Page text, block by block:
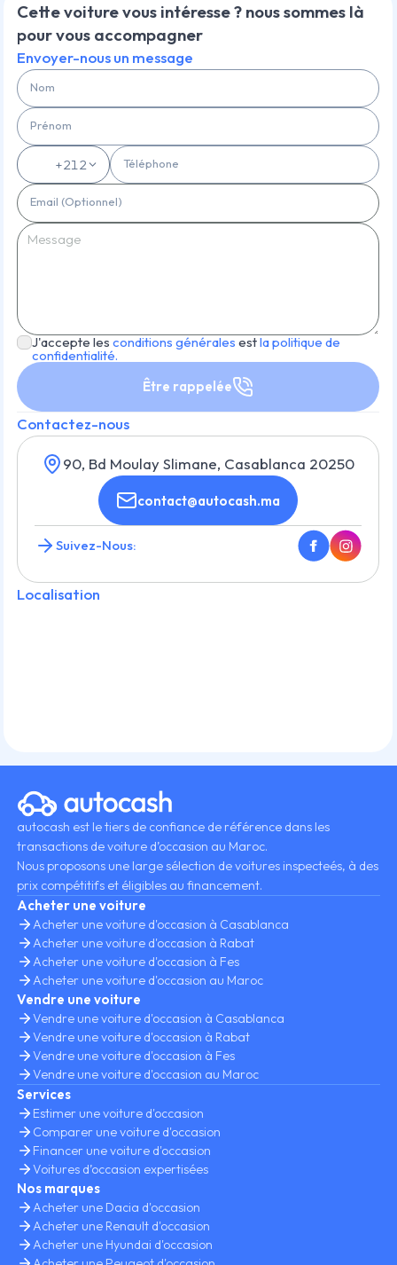
Cette voiture vous intéresse ? nous sommes là
pour vous accompagner
Envoyer-nous un message
Nom
Prénom
+212 Téléphone
Email (Optionnel)
J'accepte les conditions générales estla politique de
confidentialité.
Être rappelée
Contactez-nous
90, Bd Moulay Slimane, Casablanca 20250
contact@autocash.ma
Suivez-Nous:
Localisation
autocash est le tiers de confiance de référence dans les
transactions de voiture d’occasion au Maroc.
Nous proposons une large sélection de voitures inspecteés, à des
prix compétitifs et éligibles au financement.
Acheter une voiture
Acheter une voiture d'occasion à Casablanca
Acheter une voiture d'occasion à Rabat
Acheter une voiture d'occasion à Fes
Acheter une voiture d'occasion au Maroc
Vendre une voiture
Vendre une voiture d'occasion à Casablanca
Vendre une voiture d'occasion à Rabat
Vendre une voiture d'occasion à Fes
Vendre une voiture d'occasion au Maroc
Services
Estimer une voiture d'occasion
Comparer une voiture d'occasion
Financer une voiture d'occasion
Voitures d’occasion expertisées
Nos marques
Acheter une Dacia d'occasion
Acheter une Renault d'occasion
Acheter une Hyundai d'occasion